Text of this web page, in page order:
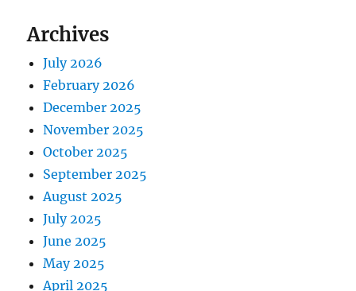
Archives
July 2026
February 2026
December 2025
November 2025
October 2025
September 2025
August 2025
July 2025
June 2025
May 2025
April 2025